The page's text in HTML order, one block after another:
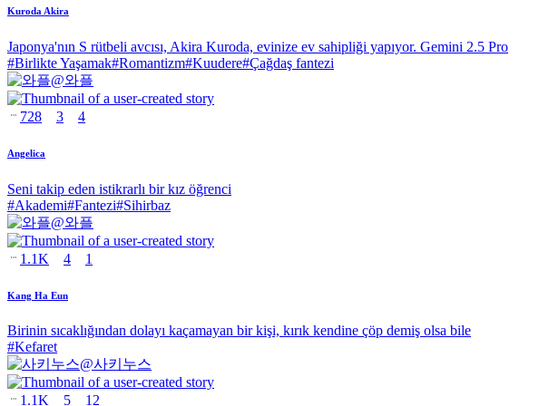
Kuroda Akira
Japonya'nın S rütbeli avcısı, Akira Kuroda, evinize ev sahipliği yapıyor. Gemini 2.5 Pro
#Birlikte Yaşamak#Romantizm#Kuudere#Çağdaş fantezi
@와플
728 3 4
Angelica
Seni takip eden istikrarlı bir kız öğrenci
#Akademi#Fantezi#Sihirbaz
@와플
1.1K 4 1
Kang Ha Eun
Birinin sıcaklığından dolayı kaçamayan bir kişi, kırık kendine çöp demiş olsa bile
#Kefaret
@사키누스
1.1K 5 12